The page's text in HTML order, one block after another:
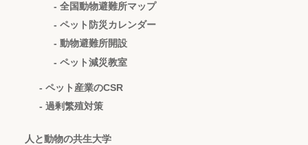
- 全国動物避難所マップ
- ペット防災カレンダー
- 動物避難所開設
- ペット減災教室
- ペット産業のCSR
- 過剰繁殖対策
人と動物の共生大学